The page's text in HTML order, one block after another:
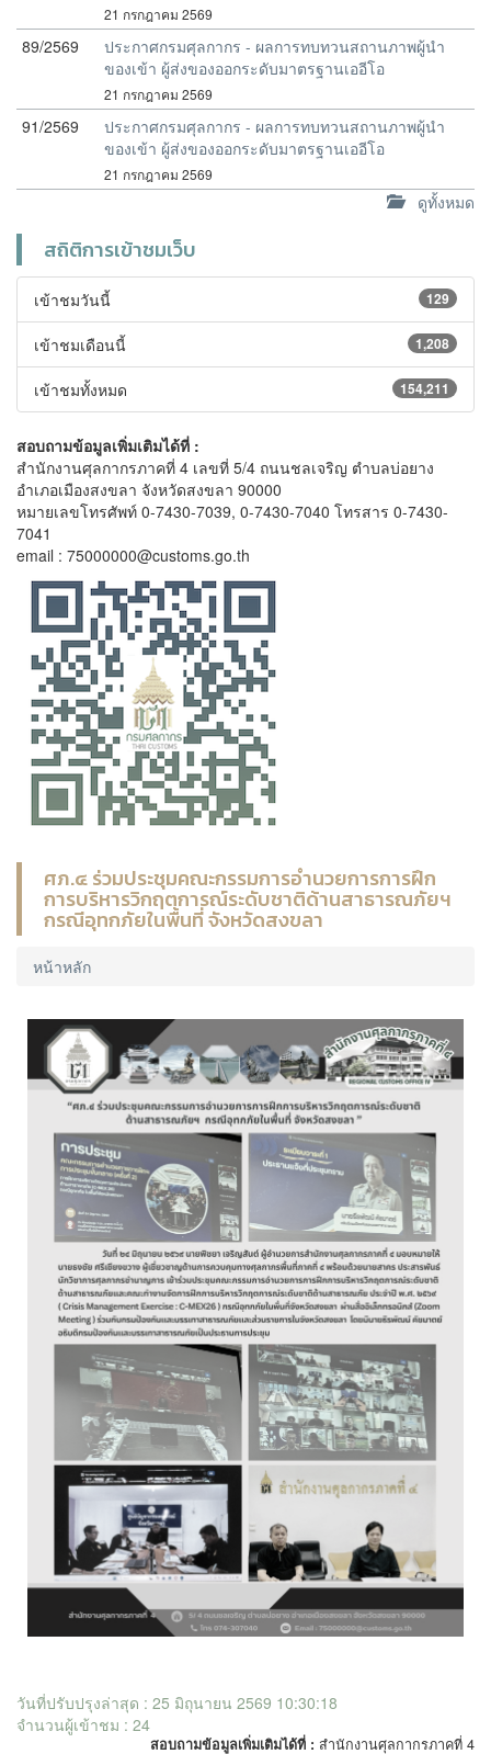
21 กรกฎาคม 2569
89/2569
ประกาศกรมศุลกากร - ผลการทบทวนสถานภาพผู้นำ
ของเข้า ผู้ส่งของออกระดับมาตรฐานเออีโอ
21 กรกฎาคม 2569
91/2569
ประกาศกรมศุลกากร - ผลการทบทวนสถานภาพผู้นำ
ของเข้า ผู้ส่งของออกระดับมาตรฐานเออีโอ
21 กรกฎาคม 2569
ดูทั้งหมด
สถิติการเข้าชมเว็บ
129
เข้าชมวันนี้
1,208
เข้าชมเดือนนี้
154,211
เข้าชมทั้งหมด
สอบถามข้อมูลเพิ่มเติมได้ที่ :
สำนักงานศุลกากรภาคที่ 4 เลขที่ 5/4 ถนนชลเจริญ ตำบลบ่อยาง
อำเภอเมืองสงขลา จังหวัดสงขลา 90000
หมายเลขโทรศัพท์ 0-7430-7039, 0-7430-7040 โทรสาร 0-7430-
7041
email : 75000000@customs.go.th
ศภ.๔ ร่วมประชุมคณะกรรมการอำนวยการการฝึก
การบริหารวิกฤตการณ์ระดับชาติด้านสาธารณภัยฯ
กรณีอุทกภัยในพื้นที่ จังหวัดสงขลา
หน้าหลัก
วันที่ปรับปรุงล่าสุด : 25 มิถุนายน 2569 10:30:18
จำนวนผู้เข้าชม : 24
สอบถามข้อมูลเพิ่มเติมได้ที่ : สำนักงานศุลกากรภาคที่ 4